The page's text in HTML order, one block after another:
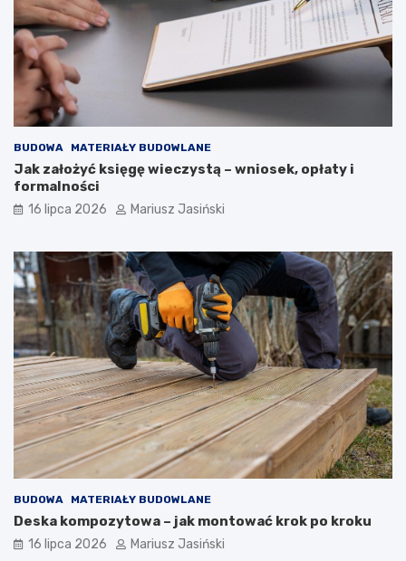
BUDOWA MATERIAŁY BUDOWLANE
Jak założyć księgę wieczystą – wniosek, opłaty i
formalności
16 lipca 2026 Mariusz Jasiński
BUDOWA MATERIAŁY BUDOWLANE
Deska kompozytowa – jak montować krok po kroku
16 lipca 2026 Mariusz Jasiński